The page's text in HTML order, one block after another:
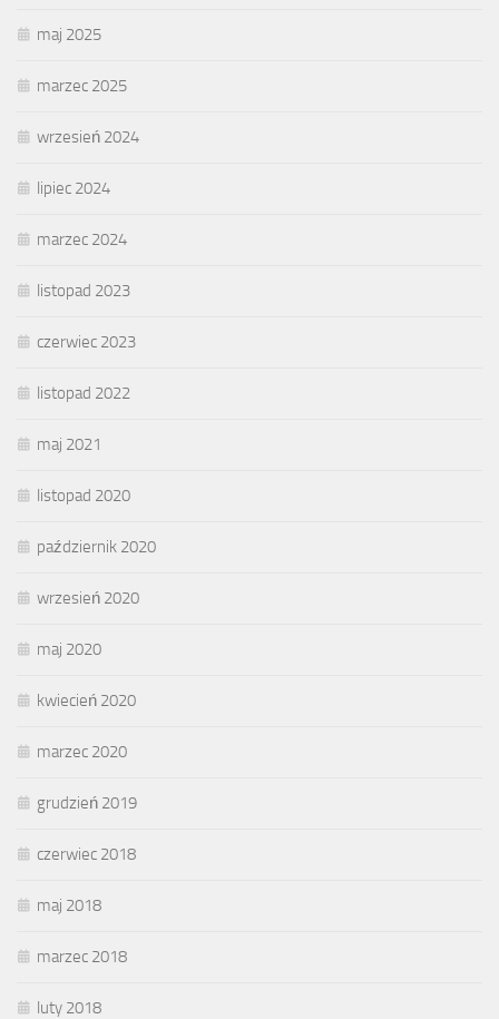
maj 2025
marzec 2025
wrzesień 2024
lipiec 2024
marzec 2024
listopad 2023
czerwiec 2023
listopad 2022
maj 2021
listopad 2020
październik 2020
wrzesień 2020
maj 2020
kwiecień 2020
marzec 2020
grudzień 2019
czerwiec 2018
maj 2018
marzec 2018
luty 2018